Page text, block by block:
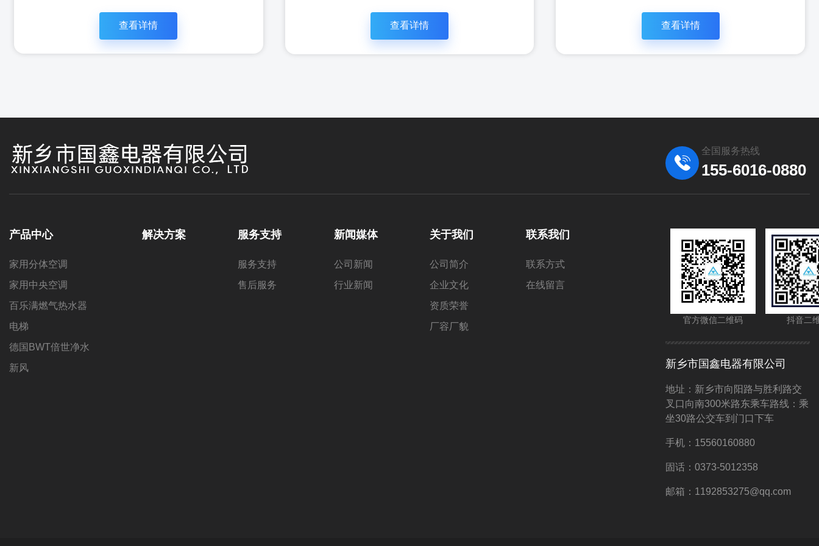
查看详情
查看详
查看详情
立即咨
查看详
查看详情
查看详
情
全国服务热线
155-6016-0880
产品中心
家用分体空调
家用中央空调
百乐满燃气热水器
电梯
德国BWT倍世净水
新风
解决方案 服务支持
服务支持
售后服务
新闻媒体
公司新闻
行业新闻
关于我们
公司简介
企业文化
资质荣誉
厂容厂貌
联系我们
联系方式
在线留言
官方微信二维码 抖音二
新乡市国鑫电器有限公司
地址：新乡市向阳路与胜利路交
叉口向南300米路东乘车路线：乘
坐30路公交车到门口下车
手机：15560160880
固话：0373-5012358
邮箱：1192853275@qq.com